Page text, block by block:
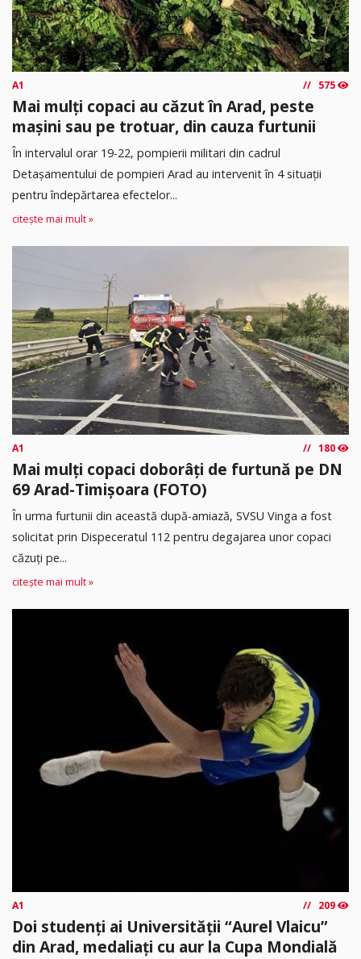
A1 575
Mai mulți copaci au căzut în Arad, peste
mașini sau pe trotuar, din cauza furtunii
În intervalul orar 19-22, pompierii militari din cadrul
Detașamentului de pompieri Arad au intervenit în 4 situații
pentru îndepărtarea efectelor...
citește mai mult »
A1 180
Mai mulți copaci doborâți de furtună pe DN
69 Arad-Timișoara (FOTO)
În urma furtunii din această după-amiază, SVSU Vinga a fost
solicitat prin Dispeceratul 112 pentru degajarea unor copaci
căzuți pe...
citește mai mult »
A1 209
Doi studenți ai Universității “Aurel Vlaicu”
din Arad, medaliați cu aur la Cupa Mondială